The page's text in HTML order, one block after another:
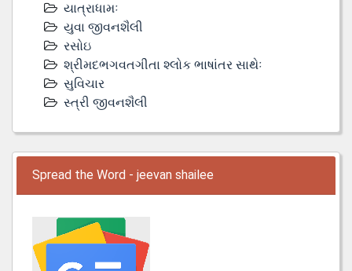
યાત્રાધામઃ
યુવા જીવનશૈલી
રસોઇ
શ્રીમદભગવતગીતા શ્લોક ભાષાંતર સાથેઃ
સુવિચાર
સ્ત્રી જીવનશૈલી
Spread the Word - jeevan shailee